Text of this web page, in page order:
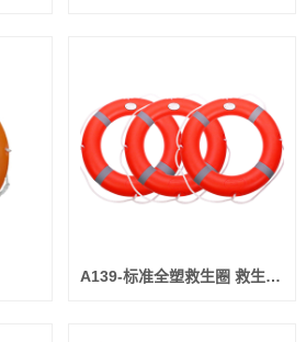
A139-标准全塑救生圈 救生中心/CE证书